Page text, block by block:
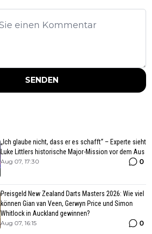
SENDEN
„Ich glaube nicht, dass er es schafft“ – Experte sieht
Luke Littlers historische Major-Mission vor dem Aus
Aug 07, 17:30 0
Preisgeld New Zealand Darts Masters 2026: Wie viel
können Gian van Veen, Gerwyn Price und Simon
Whitlock in Auckland gewinnen?
Aug 07, 16:15 0